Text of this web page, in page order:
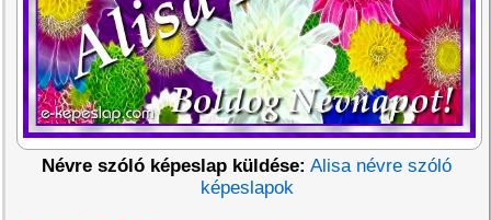
Névre szóló képeslap küldése: Alisa névre szóló
képeslapok